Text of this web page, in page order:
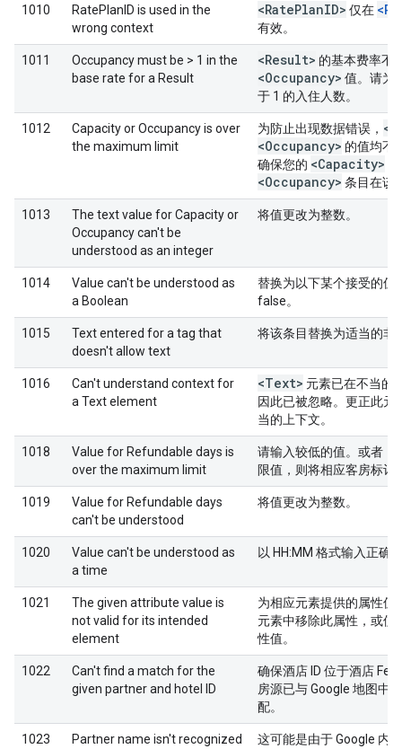
1010
RatePlanID is used in the
wrong context
<RatePlanID> 仅在
有效。
1011
Occupancy must be > 1 in the
base rate for a Result
<Result> 的基本费率不
<Occupancy> 值。请为
于 1 的入住人数。
1012
Capacity or Occupancy is over
the maximum limit
为防止出现数据错误，
<Occupancy> 的值均不
确保您的 <Capacity>
<Occupancy> 条目在该
1013
The text value for Capacity or
Occupancy can't be
understood as an integer
将值更改为整数。
1014
Value can't be understood as
a Boolean
替换为以下某个接受的值
false。
1015
Text entered for a tag that
doesn't allow text
将该条目替换为适当的非
1016
Can't understand context for
a Text element
<Text> 元素已在不当的
因此已被忽略。更正此元
当的上下文。
1018
Value for Refundable days is
over the maximum limit
请输入较低的值。或者，
限值，则将相应客房标记
1019
Value for Refundable days
can't be understood
将值更改为整数。
1020
Value can't be understood as
a time
以 HH:MM 格式输入正确
1021
The given attribute value is
not valid for its intended
element
为相应元素提供的属性值
元素中移除此属性，或使
性值。
1022
Can't find a match for the
given partner and hotel ID
确保酒店 ID 位于酒店
房源已与 Google 地图中
配。
1023 Partner name isn't recognized
这可能是由于 Google 内